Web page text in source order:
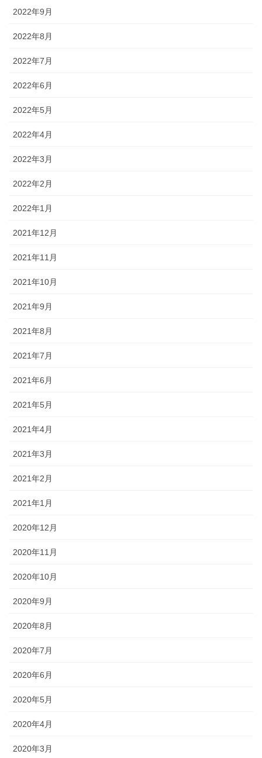
2022年9月
2022年8月
2022年7月
2022年6月
2022年5月
2022年4月
2022年3月
2022年2月
2022年1月
2021年12月
2021年11月
2021年10月
2021年9月
2021年8月
2021年7月
2021年6月
2021年5月
2021年4月
2021年3月
2021年2月
2021年1月
2020年12月
2020年11月
2020年10月
2020年9月
2020年8月
2020年7月
2020年6月
2020年5月
2020年4月
2020年3月